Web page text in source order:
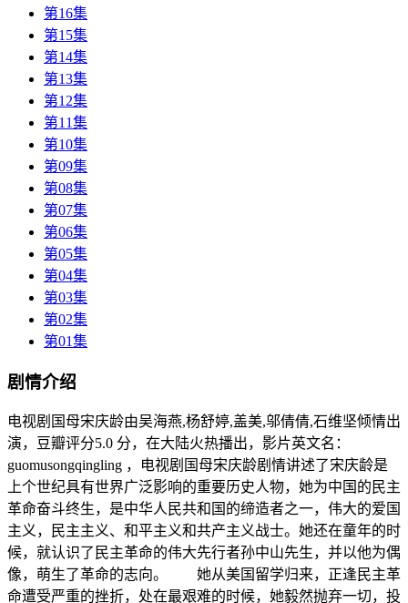
第16集
第15集
第14集
第13集
第12集
第11集
第10集
第09集
第08集
第07集
第06集
第05集
第04集
第03集
第02集
第01集
剧情介绍
电视剧国母宋庆龄由吴海燕,杨舒婷,盖美,邬倩倩,石维坚倾情出
演，豆瓣评分5.0 分，在大陆火热播出，影片英文名：
guomusongqingling ，电视剧国母宋庆龄剧情讲述了宋庆龄是
上个世纪具有世界广泛影响的重要历史人物，她为中国的民主
革命奋斗终生，是中华人民共和国的缔造者之一，伟大的爱国
主义，民主主义、和平主义和共产主义战士。她还在童年的时
候，就认识了民主革命的伟大先行者孙中山先生，并以他为偶
像，萌生了革命的志向。 她从美国留学归来，正逢民主革
命遭受严重的挫折，处在最艰难的时候，她毅然抛弃一切，投